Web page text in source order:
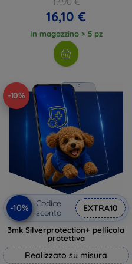
16,10 €
In magazzino > 5 pz
-10%
-10%
Codice
sconto
EXTRA10
3mk Silverprotection+ pellicola
protettiva
Realizzato su misura